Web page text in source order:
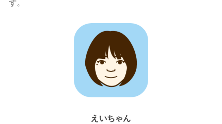
す。
えいちゃん